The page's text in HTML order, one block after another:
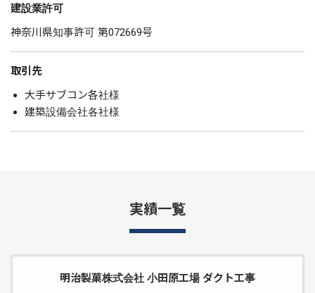
建設業許可
神奈川県知事許可 第072669号
取引先
大手サブコン各社様
建築設備会社各社様
実績一覧
明治製菓株式会社 小田原工場 ダクト工事